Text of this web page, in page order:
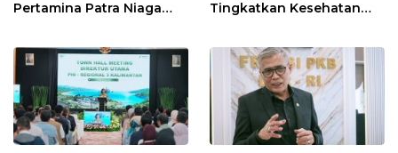
Pertamina Patra Niaga
Tingkatkan Kesehatan
Rutin dan Edukasi
Perawatan Gigi